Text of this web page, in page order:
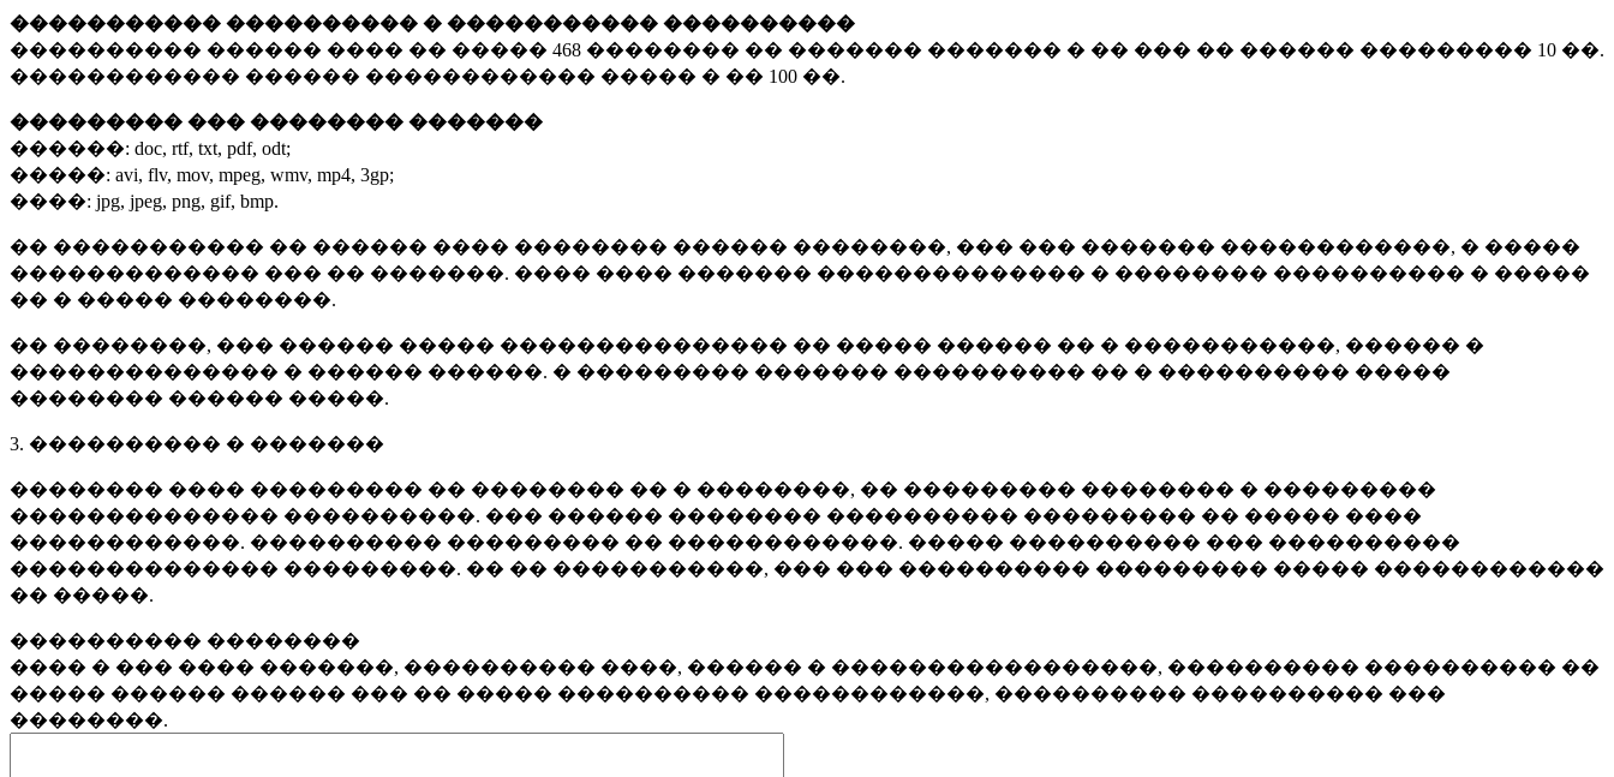
����������� ���������� � ����������� ����������
���������� ������ ���� �� ����� 468 �������� �� ������� ������� � �� ��� �� ������ ��������� 10 ��.
������������ ������ ������������ ����� � �� 100 ��.
��������� ��� �������� �������
������: doc, rtf, txt, pdf, odt;
�����: avi, flv, mov, mpeg, wmv, mp4, 3gp;
����: jpg, jpeg, png, gif, bmp.
�� ����������� �� ������ ���� �������� ������ ��������, ��� ��� ������� ������������, � �����
������������� ��� �� �������. ���� ���� ������� �������������� � �������� ���������� � �����
�� � ����� ��������.
�� ��������, ��� ������ ����� ��������������� �� ����� ������ �� � �����������, ������ �
�������������� � ������ ������. � ��������� ������� ���������� �� � ���������� �����
�������� ������ �����.
3. ���������� � �������
�������� ���� ��������� �� �������� �� � ��������, �� ��������� �������� � ���������
�������������� ����������. ��� ������ �������� ���������� ��������� �� ����� ����
������������. ���������� ��������� �� ������������. ����� ���������� ��� ����������
�������������� ���������. �� �� �����������, ��� ��� ���������� ��������� ����� ������������
�� �����.
���������� ��������
���� � ��� ���� �������, ���������� ����, ������ � �����������������, ���������� ���������� ��
����� ������ ������ ��� �� ����� ���������� ������������, ���������� ���������� ���
��������.